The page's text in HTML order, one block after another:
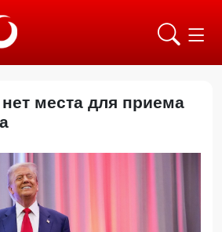
места для приема